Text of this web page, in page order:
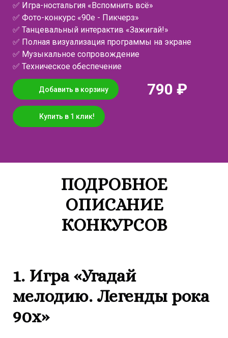
✅ Игра-ностальгия «Вспомнить всё»
✅ Фото-конкурс «90е - Пикчерз»
✅ Танцевальный интерактив «Зажигай!»
✅ Полная визуализация программы на экране
✅ Музыкальное сопровождение
✅ Техническое обеспечение
Добавить в корзину 790 ₽
Купить в 1 клик!
ПОДРОБНОЕ
ОПИСАНИЕ
КОНКУРСОВ
1. Игра «Угадай
мелодию. Легенды рока
90х»